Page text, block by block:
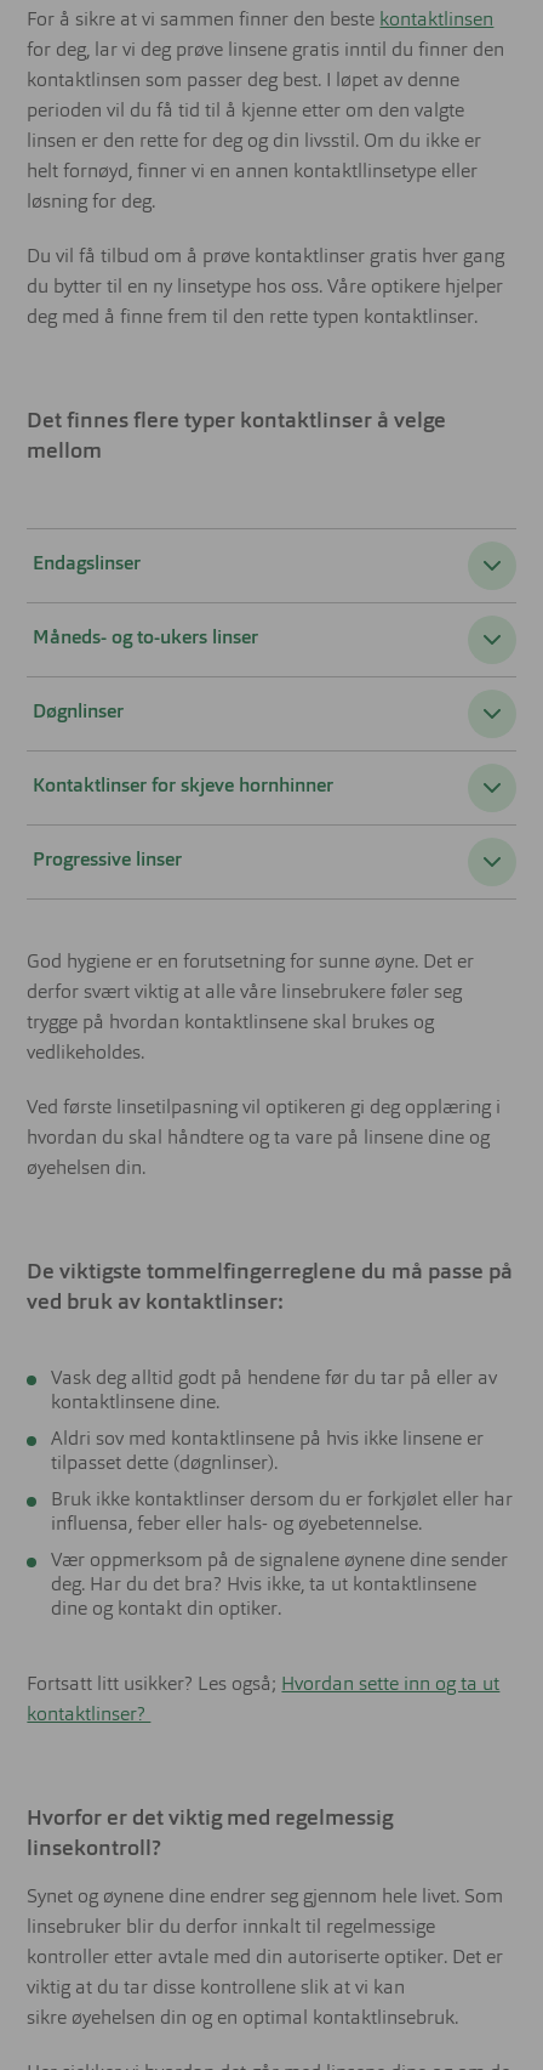
For å sikre at vi sammen finner den beste kontaktlinsen
for deg, lar vi deg prøve linsene gratis inntil du finner den
kontaktlinsen som passer deg best. I løpet av denne
perioden vil du få tid til å kjenne etter om den valgte
linsen er den rette for deg og din livsstil. Om du ikke er
helt fornøyd, finner vi en annen kontaktllinsetype eller
løsning for deg.
Du vil få tilbud om å prøve kontaktlinser gratis hver gang
du bytter til en ny linsetype hos oss. Våre optikere hjelper
deg med å finne frem til den rette typen kontaktlinser.
Det finnes flere typer kontaktlinser å velge
mellom
Endagslinser
Måneds- og to-ukers linser
Døgnlinser
Kontaktlinser for skjeve hornhinner
Progressive linser
God hygiene er en forutsetning for sunne øyne. Det er
derfor svært viktig at alle våre linsebrukere føler seg
trygge på hvordan kontaktlinsene skal brukes og
vedlikeholdes.
Ved første linsetilpasning vil optikeren gi deg opplæring i
hvordan du skal håndtere og ta vare på linsene dine og
øyehelsen din.
De viktigste tommelfingerreglene du må passe på
ved bruk av kontaktlinser:
Vask deg alltid godt på hendene før du tar på eller av
kontaktlinsene dine.
Aldri sov med kontaktlinsene på hvis ikke linsene er
tilpasset dette (døgnlinser).
Bruk ikke kontaktlinser dersom du er forkjølet eller har
influensa, feber eller hals- og øyebetennelse.
Vær oppmerksom på de signalene øynene dine sender
deg. Har du det bra? Hvis ikke, ta ut kontaktlinsene
dine og kontakt din optiker.
Fortsatt litt usikker? Les også; Hvordan sette inn og ta ut
kontaktlinser?
Hvorfor er det viktig med regelmessig
linsekontroll?
Synet og øynene dine endrer seg gjennom hele livet. Som
linsebruker blir du derfor innkalt til regelmessige
kontroller etter avtale med din autoriserte optiker. Det er
viktig at du tar disse kontrollene slik at vi kan
sikre øyehelsen din og en optimal kontaktlinsebruk.